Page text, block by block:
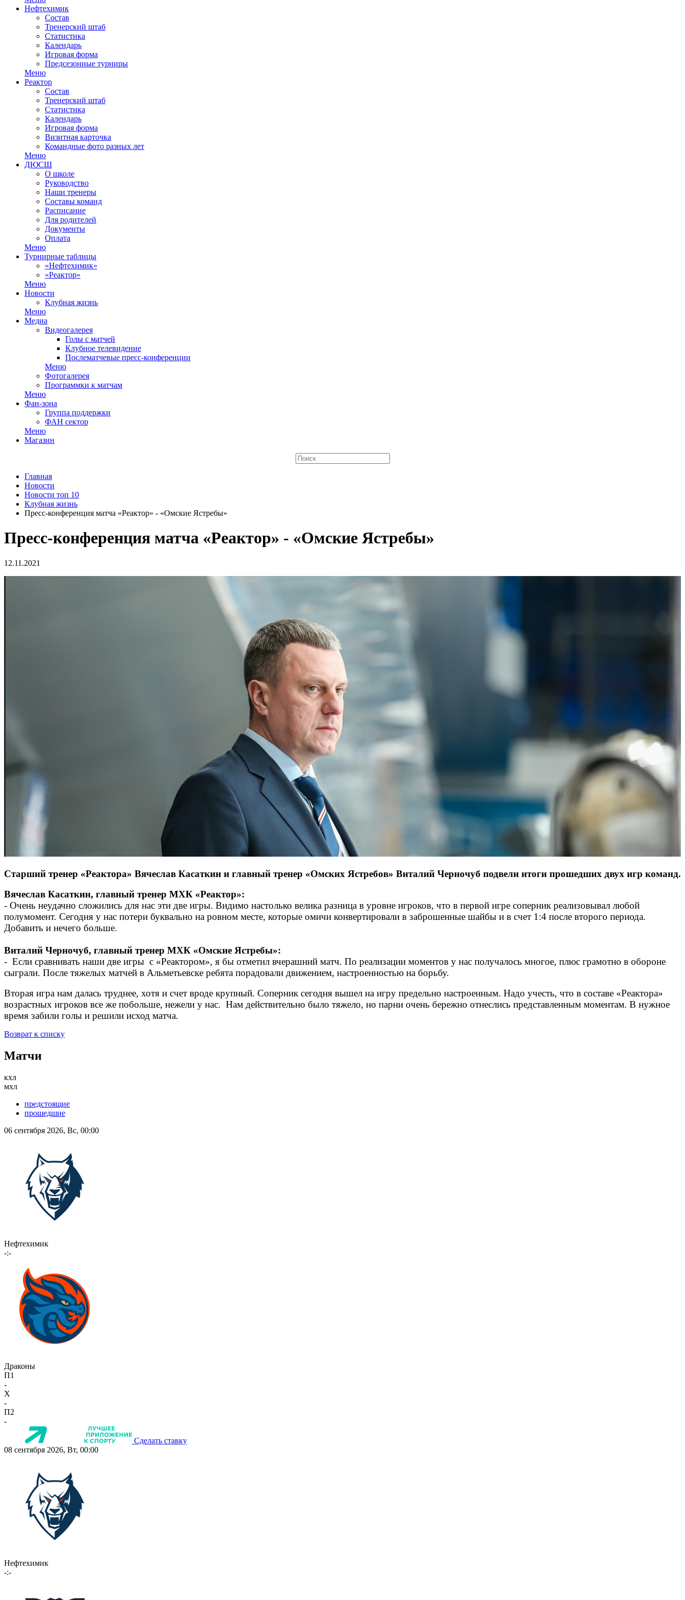
Нефтехимик
Состав
Тренерский штаб
Статистика
Календарь
Игровая форма
Предсезонные турниры
Меню
Реактор
Состав
Тренерский штаб
Статистика
Календарь
Игровая форма
Визитная карточка
Командные фото разных лет
Меню
ДЮСШ
О школе
Руководство
Наши тренеры
Составы команд
Расписание
Для родителей
Документы
Оплата
Меню
Турнирные таблицы
«Нефтехимик»
«Реактор»
Меню
Новости
Клубная жизнь
Меню
Медиа
Видеогалерея
Голы с матчей
Клубное телевидение
Послематчевые пресс-конференции
Меню
Фотогалерея
Программки к матчам
Меню
Фан-зона
Группа поддержки
ФАН сектор
Меню
Магазин
Главная
Новости
Новости топ 10
Клубная жизнь
Пресс-конференция матча «Реактор» - «Омские Ястребы»
Пресс-конференция матча «Реактор» - «Омские Ястребы»
12.11.2021
Старший тренер «Реактора» Вячеслав Касаткин и главный тренер «Омских Ястребов» Виталий Черночуб подвели итоги прошедших двух игр команд.
Вячеслав Касаткин, главный тренер МХК «Реактор»:
- Очень неудачно сложились для нас эти две игры. Видимо настолько велика разница в уровне игроков, что в первой игре соперник реализовывал любой
полумомент. Сегодня у нас потери буквально на ровном месте, которые омичи конвертировали в заброшенные шайбы и в счет 1:4 после второго периода.
Добавить и нечего больше.
Виталий Черночуб, главный тренер МХК «Омские Ястребы»:
- Если сравнивать наши две игры с «Реактором», я бы отметил вчерашний матч. По реализации моментов у нас получалось многое, плюс грамотно в обороне
сыграли. После тяжелых матчей в Альметьевске ребята порадовали движением, настроенностью на борьбу.
Вторая игра нам далась труднее, хотя и счет вроде крупный. Соперник сегодня вышел на игру предельно настроенным. Надо учесть, что в составе «Реактора»
возрастных игроков все же побольше, нежели у нас. Нам действительно было тяжело, но парни очень бережно отнеслись представленным моментам. В нужное
время забили голы и решили исход матча.
Возврат к списку
Матчи
кхл
мхл
предстоящие
прошедшие
06 сентября 2026, Вс, 00:00
Нефтехимик
-:-
Драконы
П1
-
X
-
П2
-
Сделать ставку
08 сентября 2026, Вт, 00:00
Нефтехимик
-:-